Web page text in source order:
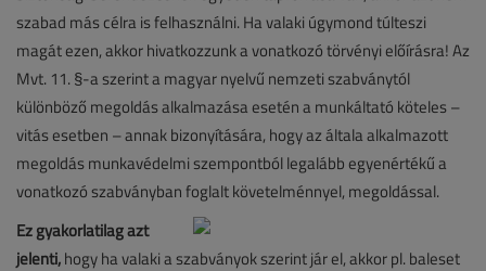
szabad más célra is felhasználni. Ha valaki úgymond túlteszi
magát ezen, akkor hivatkozzunk a vonatkozó törvényi előírásra! Az
Mvt. 11. §-a szerint a magyar nyelvű nemzeti szabványtól
különböző megoldás alkalmazása esetén a munkáltató köteles –
vitás esetben – annak bizonyítására, hogy az általa alkalmazott
megoldás munkavédelmi szempontból legalább egyenértékű a
vonatkozó szabványban foglalt követelménnyel, megoldással.
Ez gyakorlatilag azt
jelenti,hogy ha valaki a szabványok szerint jár el, akkor pl. baleset